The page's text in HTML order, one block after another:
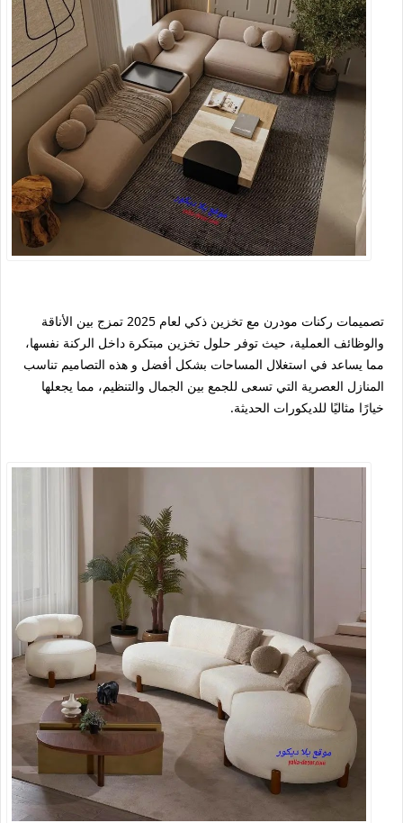
تصميمات ركنات مودرن مع تخزين ذكي لعام 2025 تمزج بين الأناقة
والوظائف العملية، حيث توفر حلول تخزين مبتكرة داخل الركنة نفسها،
مما يساعد في استغلال المساحات بشكل أفضل و هذه التصاميم تناسب
المنازل العصرية التي تسعى للجمع بين الجمال والتنظيم، مما يجعلها
خيارًا مثاليًا للديكورات الحديثة.